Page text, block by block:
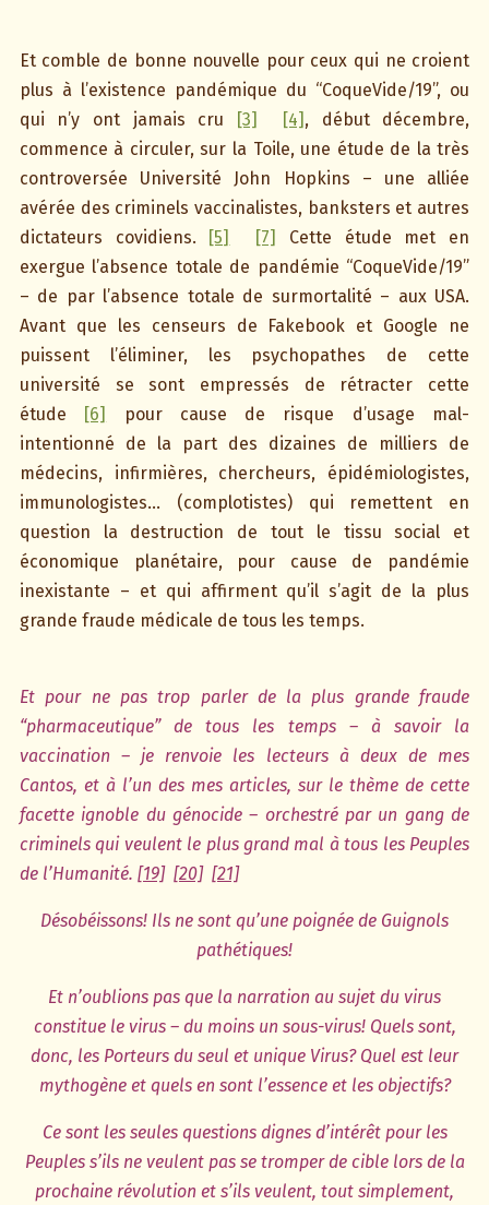
Et comble de bonne nouvelle pour ceux qui ne croient
plus à l’existence pandémique du “CoqueVide/19”, ou
qui n’y ont jamais cru
[3] [4] , début décembre,
commence à circuler, sur la Toile, une étude de la très
controversée Université John Hopkins – une alliée
avérée des criminels vaccinalistes, banksters et autres
dictateurs covidiens.
[5] [7]
Cette étude met en
exergue l’absence totale de pandémie “CoqueVide/19”
– de par l’absence totale de surmortalité – aux USA.
Avant que les censeurs de Fakebook et Google ne
puissent l’éliminer, les psychopathes de cette
université se sont empressés de rétracter cette
étude
[6]
pour cause de risque d’usage mal-
intentionné de la part des dizaines de milliers de
médecins, infirmières, chercheurs, épidémiologistes,
immunologistes… (complotistes) qui remettent en
question la destruction de tout le tissu social et
économique planétaire, pour cause de pandémie
inexistante – et qui affirment qu’il s’agit de la plus
grande fraude médicale de tous les temps.
Et pour ne pas trop parler de la plus grande fraude
“pharmaceutique” de tous les temps – à savoir la
vaccination – je renvoie les lecteurs à deux de mes
Cantos, et à l’un des mes articles, sur le thème de cette
facette ignoble du génocide – orchestré par un gang de
criminels qui veulent le plus grand mal à tous les Peuples
de l’Humanité. [19] [20] [21]
Désobéissons! Ils ne sont qu’une poignée de Guignols
pathétiques!
Et n’oublions pas que la narration au sujet du virus
constitue le virus – du moins un sous-virus! Quels sont,
donc, les Porteurs du seul et unique Virus? Quel est leur
mythogène et quels en sont l’essence et les objectifs?
Ce sont les seules questions dignes d’intérêt pour les
Peuples s’ils ne veulent pas se tromper de cible lors de la
prochaine révolution et s’ils veulent, tout simplement,